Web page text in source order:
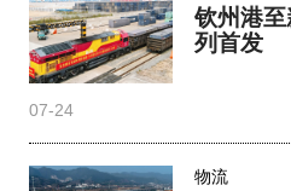
钦州港
列首发
07-24
物流